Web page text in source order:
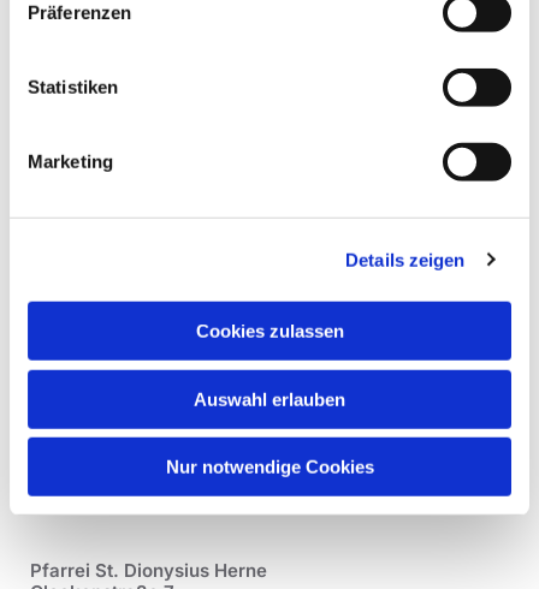
Präferenzen
Statistiken
Marketing
Details zeigen
Cookies zulassen
Auswahl erlauben
Nur notwendige Cookies
Pfarrei St. Dionysius Herne